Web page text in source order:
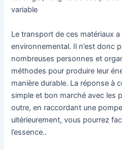
variable
Le transport de ces matériaux
environnemental. Il n’est donc
nombreuses personnes et
méthodes pour produire leur
manière durable. La réponse à
simple et bon marché avec les
outre, en raccordant une
ultérieurement, vous pourrez
l’essence..